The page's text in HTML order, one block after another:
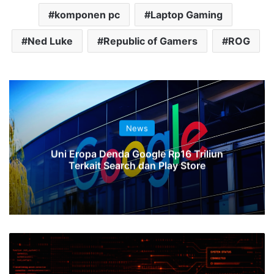
komponen pc Laptop Gaming
Ned Luke Republic of Gamers ROG
News
Uni Eropa Denda Google Rp16 Triliun
Terkait Search dan Play Store
Awas!
Hacker
Manfaatkan